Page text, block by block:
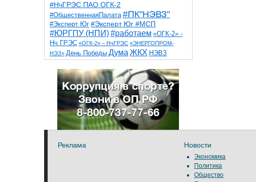
#НчГРЭС ПАО ОГК-2
#ОбщественнаяПалата #ПК"НЭВЗ"
#Эксперт Юг #Эксперт Юг #МСП
#ЮРГПУ (НПИ)#работаем «ОГК-2» -
Нч ГРЭС «ОГК-2» – НчГРЭС «ЭНЕРГОПРОМ-
НЭЗ» День Победы Дума ЖКХ НЭВЗ
НчГРЭС ТНТ
благоустройствоветераны выборы
детидороги казаки коррупция космос
общественная палата парк пожар роща
спорт театр транспорт художники
Реклама Новости
Экономика
Политика
Общество